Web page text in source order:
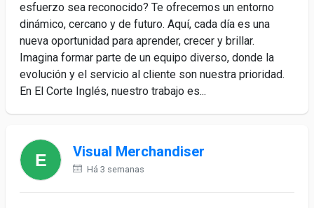
esfuerzo sea reconocido? Te ofrecemos un entorno
dinámico, cercano y de futuro. Aquí, cada día es una
nueva oportunidad para aprender, crecer y brillar.
Imagina formar parte de un equipo diverso, donde la
evolución y el servicio al cliente son nuestra prioridad.
En El Corte Inglés, nuestro trabajo es...
Visual Merchandiser
Há 3 semanas